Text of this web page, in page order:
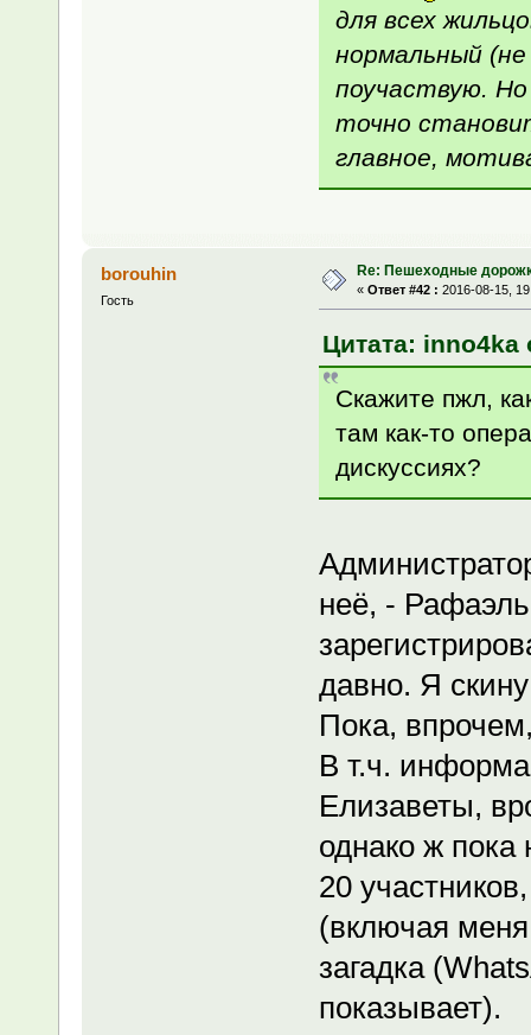
для всех
нормальный
поучаствую.
точно
главное,
borouhin
Гость
Re: Пешеходные
« Ответ #42 : 2016-08-15,
Цитата: inno4ka
Скажите пжл,
там как-то
дискуссиях?
неё, -
давно. Я
Пока,
В т.ч.
Елизаветы,
однако ж пока
20
(включая
загадка
показывает).